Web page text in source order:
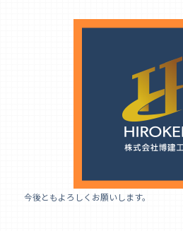
e
今後ともよろしくお願いします。